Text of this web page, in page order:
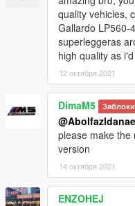
quality vehicles,
Gallardo LP560-
superleggeras
high quality as
12 октября 2021
DimaM5
please make the
version
14 октября 2021
ENZOHEJ